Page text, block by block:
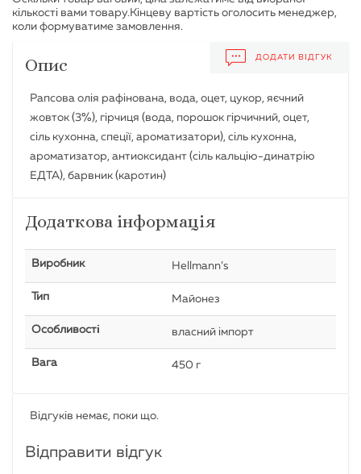
ДОДАТИ ВІДГУК
Опис
Рапсова олія рафінована, вода, оцет, цукор, яєчний
жовток (3%), гірчиця (вода, порошок гірчичний, оцет,
сіль кухонна, спеції, ароматизатори), сіль кухонна,
ароматизатор, антиоксидант (сіль кальцію-динатрію
ЕДТА), барвник (каротин)
Додаткова інформація
Виробник Hellmann’s
Тип Майонез
Особливості власний імпорт
Вага 450 г
Відгуків немає, поки що.
Відправити відгук